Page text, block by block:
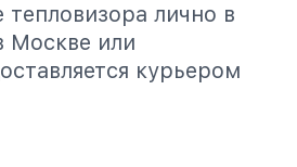
лично в
Москве или
курьером